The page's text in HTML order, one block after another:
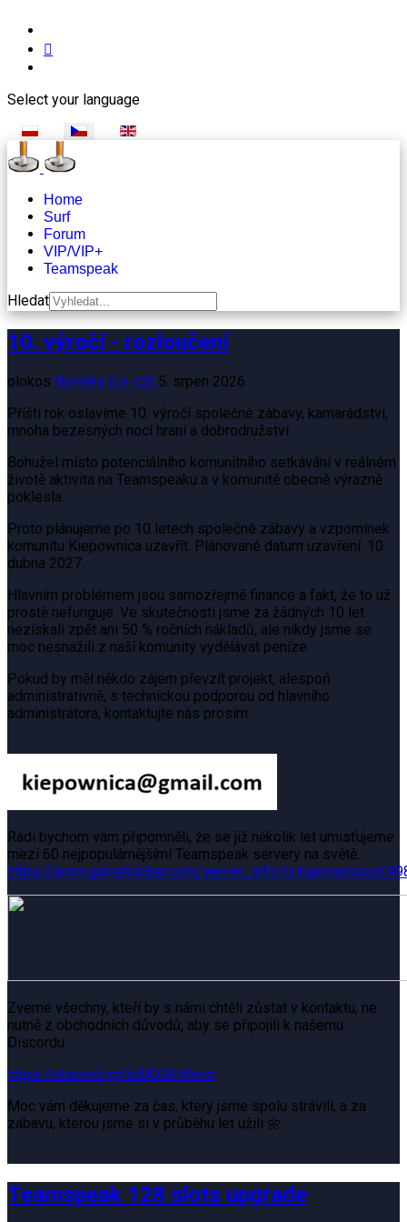
Select your language
Home
Surf
Forum
VIP/VIP+
Teamspeak
Hledat
10. výročí - rozloučení
olokos Novinky (cs-cz) 5. srpen 2026
Příští rok oslavíme 10. výročí společné zábavy, kamarádství,
mnoha bezesných nocí hraní a dobrodružství.
Bohužel místo potenciálního komunitního setkávání v reálném
životě aktivita na Teamspeaku a v komunitě obecně výrazně
poklesla.
Proto plánujeme po 10 letech společné zábavy a vzpomínek
komunitu Kiepownica uzavřít. Plánované datum uzavření: 10.
dubna 2027.
Hlavním problémem jsou samozřejmě finance a fakt, že to už
prostě nefunguje. Ve skutečnosti jsme za žádných 10 let
nezískali zpět ani 50 % ročních nákladů, ale nikdy jsme se
moc nesnažili z naší komunity vydělávat peníze.
Pokud by měl někdo zájem převzít projekt, alespoň
administrativně, s technickou podporou od hlavního
administrátora, kontaktujte nás prosím:
Rádi bychom vám připomněli, že se již několik let umisťujeme
mezi 60 nejpopulárnějšími Teamspeak servery na světě.:
https://www.gametracker.com/server_info/
Zveme všechny, kteří by s námi chtěli zůstat v kontaktu, ne
nutně z obchodních důvodů, aby se připojili k našemu
Discordu:
https://discord.gg/bBAXBH4wcn
Moc vám děkujeme za čas, který jsme spolu strávili, a za
zábavu, kterou jsme si v průběhu let užili 🌼
Teamspeak 128 slots upgrade